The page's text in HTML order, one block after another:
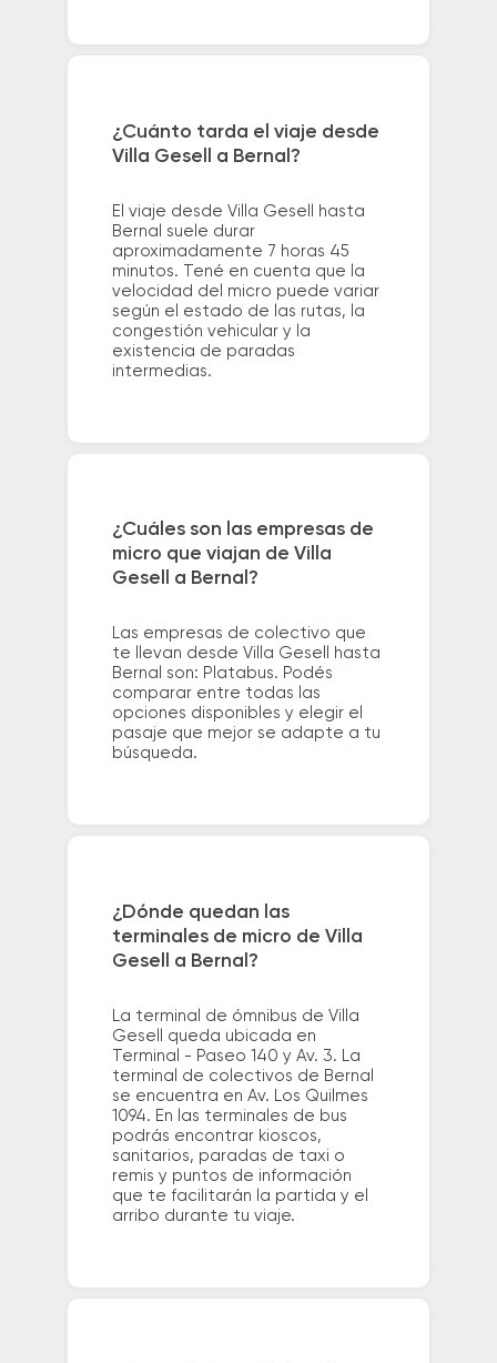
¿Cuánto tarda el viaje desde
Villa Gesell a Bernal?
El viaje desde Villa Gesell hasta
Bernal suele durar
aproximadamente 7 horas 45
minutos. Tené en cuenta que la
velocidad del micro puede variar
según el estado de las rutas, la
congestión vehicular y la
existencia de paradas
intermedias.
¿Cuáles son las empresas de
micro que viajan de Villa
Gesell a Bernal?
Las empresas de colectivo que
te llevan desde Villa Gesell hasta
Bernal son: Platabus. Podés
comparar entre todas las
opciones disponibles y elegir el
pasaje que mejor se adapte a tu
búsqueda.
¿Dónde quedan las
terminales de micro de Villa
Gesell a Bernal?
La terminal de ómnibus de Villa
Gesell queda ubicada en
Terminal - Paseo 140 y Av. 3. La
terminal de colectivos de Bernal
se encuentra en Av. Los Quilmes
1094. En las terminales de bus
podrás encontrar kioscos,
sanitarios, paradas de taxi o
remis y puntos de información
que te facilitarán la partida y el
arribo durante tu viaje.